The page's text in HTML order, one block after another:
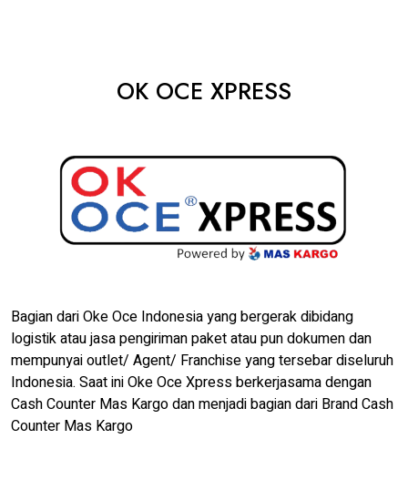
OK OCE XPRESS
Bagian dari Oke Oce Indonesia yang bergerak dibidang
logistik atau jasa pengiriman paket atau pun dokumen dan
mempunyai outlet/ Agent/ Franchise yang tersebar diseluruh
Indonesia. Saat ini Oke Oce Xpress berkerjasama dengan
Cash Counter Mas Kargo dan menjadi bagian dari Brand Cash
Counter Mas Kargo